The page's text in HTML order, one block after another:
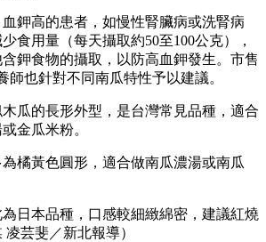
鉀高的患者，如慢性腎臟病或洗腎病
食用量（每天攝取約50至100公克），
鉀食物的攝取，以防高血鉀發生。市售
師也針對不同南瓜特性予以建議。
木瓜的長形外型，是台灣常見品種，適合
金瓜米粉。
為橘黃色圓形，適合做南瓜濃湯或南瓜
為日本品種，口感較細緻綿密，建議紅燒
芸斐／新北報導）